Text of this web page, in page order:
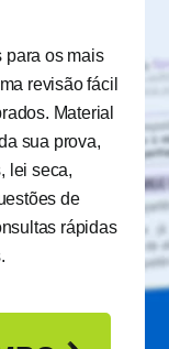
para os mais
revisão fácil
Material
sua prova,
lei seca,
de
rápidas